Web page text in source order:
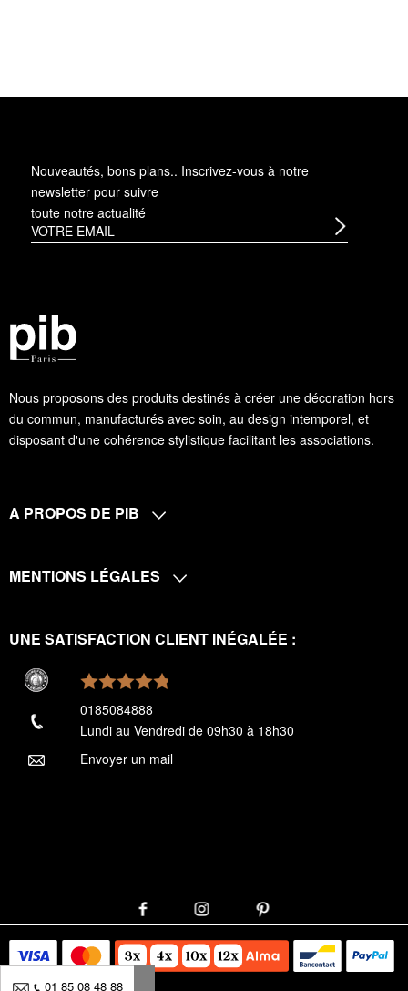
Nous proposons des produits destinés à créer une décoration hors
du commun, manufacturés avec soin, au design intemporel, et
disposant d'une cohérence stylistique facilitant les associations.
Nouveautés, bons plans.. Inscrivez-vous à notre
newsletter pour suivre
toute notre actualité
A PROPOS DE PIB
MENTIONS LÉGALES
UNE SATISFACTION CLIENT INÉGALÉE :
0185084888
Lundi au Vendredi de 09h30 à 18h30
Envoyer un mail
01 85 08 48 88